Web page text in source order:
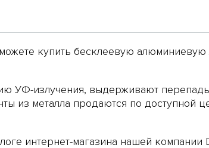
купить бесклеевую алюминиевую
УФ-излучения, выдерживают
из металла продаются по доступной
интернет-магазина нашей компании